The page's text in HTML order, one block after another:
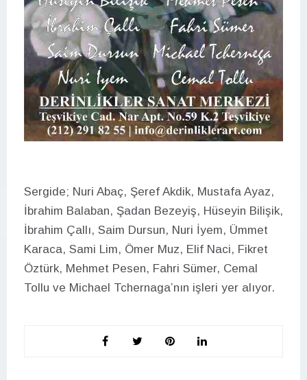
Sergide; Nuri Abaç, Şeref Akdik, Mustafa Ayaz,
İbrahim Balaban, Şadan Bezeyiş, Hüseyin Bilişik,
İbrahim Çallı, Saim Dursun, Nuri İyem, Ümmet
Karaca, Sami Lim, Ömer Muz, Elif Naci, Fikret
Öztürk, Mehmet Pesen, Fahri Sümer, Cemal
Tollu ve Michael Tchernaga’nın işleri yer alıyor.